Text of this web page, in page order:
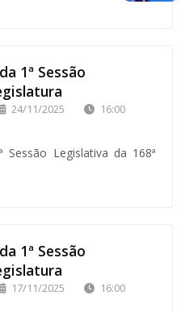
1ª Sessão
24/11/2025
16:00
Sessão Legislativa da 168ª
1ª Sessão
17/11/2025
16:00